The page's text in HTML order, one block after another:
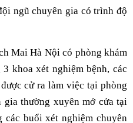
ngũ chuyên gia có trình độ
Mai Hà Nội có phòng khám
khoa xét nghiệm bệnh, các
cử ra làm việc tại phòng
gia thường xuyên mở cửa tại
buổi xét nghiệm chuyên